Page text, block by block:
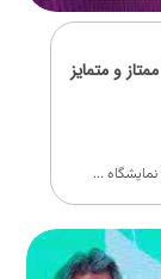
و متمایز
...